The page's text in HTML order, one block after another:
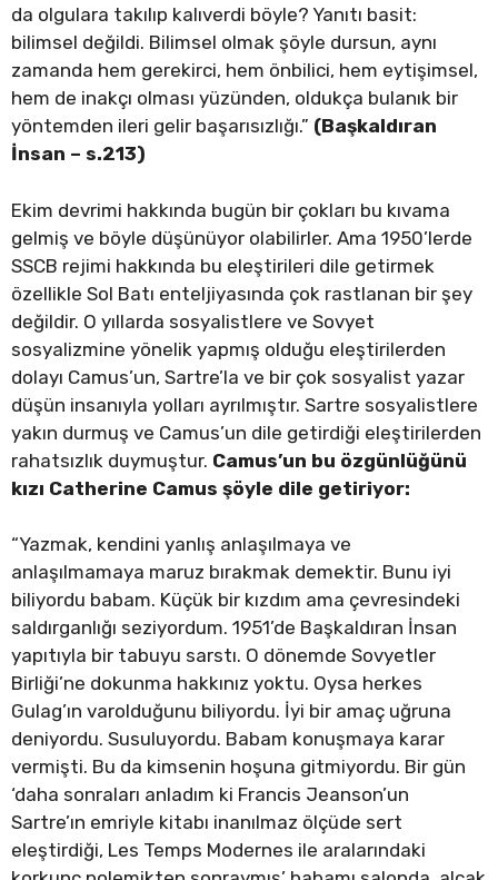
da olgulara takılıp kalıverdi böyle? Yanıtı basit:
bilimsel değildi. Bilimsel olmak şöyle dursun, aynı
zamanda hem gerekirci, hem önbilici, hem eytişimsel,
hem de inakçı olması yüzünden, oldukça bulanık bir
yöntemden ileri gelir başarısızlığı.” (Başkaldıran
İnsan – s.213)
Ekim devrimi hakkında bugün bir çokları bu kıvama
gelmiş ve böyle düşünüyor olabilirler. Ama 1950’lerde
SSCB rejimi hakkında bu eleştirileri dile getirmek
özellikle Sol Batı enteljiyasında çok rastlanan bir şey
değildir. O yıllarda sosyalistlere ve Sovyet
sosyalizmine yönelik yapmış olduğu eleştirilerden
dolayı Camus’un, Sartre’la ve bir çok sosyalist yazar
düşün insanıyla yolları ayrılmıştır. Sartre sosyalistlere
yakın durmuş ve Camus’un dile getirdiği eleştirilerden
rahatsızlık duymuştur. Camus’un bu özgünlüğünü
kızı Catherine Camus şöyle dile getiriyor:
“Yazmak, kendini yanlış anlaşılmaya ve
anlaşılmamaya maruz bırakmak demektir. Bunu iyi
biliyordu babam. Küçük bir kızdım ama çevresindeki
saldırganlığı seziyordum. 1951’de Başkaldıran İnsan
yapıtıyla bir tabuyu sarstı. O dönemde Sovyetler
Birliği’ne dokunma hakkınız yoktu. Oysa herkes
Gulag’ın varolduğunu biliyordu. İyi bir amaç uğruna
deniyordu. Susuluyordu. Babam konuşmaya karar
vermişti. Bu da kimsenin hoşuna gitmiyordu. Bir gün
‘daha sonraları anladım ki Francis Jeanson’un
Sartre’ın emriyle kitabı inanılmaz ölçüde sert
eleştirdiği, Les Temps Modernes ile aralarındaki